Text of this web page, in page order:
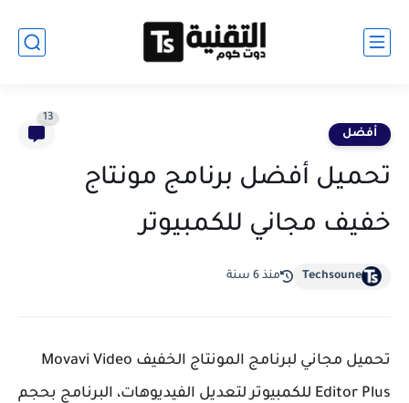
أفضل
13
تحميل أفضل برنامج مونتاج
خفيف مجاني للكمبيوتر
Techsoune منذ 6 سنة
تحميل مجاني لبرنامج المونتاج الخفيف Movavi Video
Editor Plus للكمبيوتر لتعديل الفيديوهات، البرنامج بحجم